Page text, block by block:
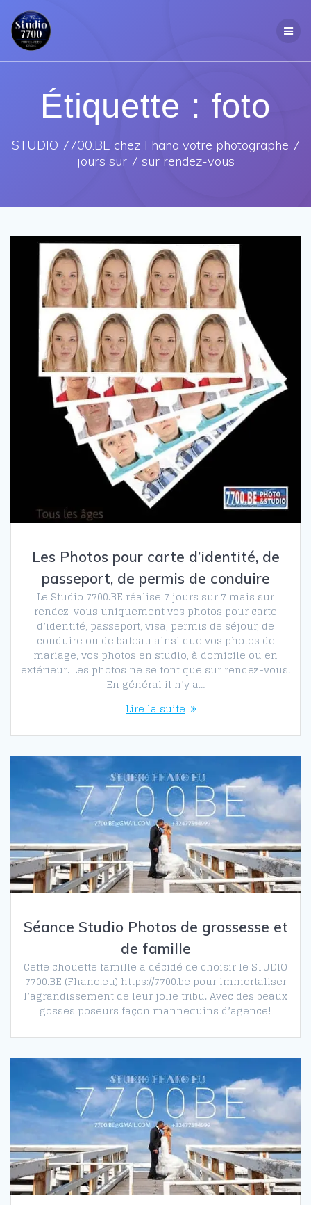
Étiquette : foto
STUDIO 7700.BE chez Fhano votre photographe 7
jours sur 7 sur rendez-vous
Les Photos pour carte d’identité, de
passeport, de permis de conduire
Le Studio 7700.BE réalise 7 jours sur 7 mais sur
rendez-vous uniquement vos photos pour carte
d’identité, passeport, visa, permis de séjour, de
conduire ou de bateau ainsi que vos photos de
mariage, vos photos en studio, à domicile ou en
extérieur. Les photos ne se font que sur rendez-vous.
En général il n’y a…
Lire la suite
Séance Studio Photos de grossesse et
de famille
Cette chouette famille a décidé de choisir le STUDIO
7700.BE (Fhano.eu) https://7700.be pour immortaliser
l’agrandissement de leur jolie tribu. Avec des beaux
gosses poseurs façon mannequins d’agence!